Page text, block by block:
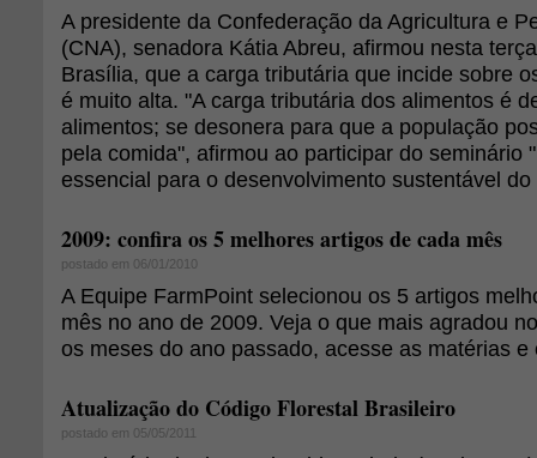
A presidente da Confederação da Agricultura e
(CNA), senadora Kátia Abreu, afirmou nesta
Brasília, que a carga tributária que incide sobre
é muito alta. "A carga tributária dos alimentos é
alimentos; se desonera para que a população
pela comida", afirmou ao participar do seminário
essencial para o desenvolvimento sustentável do
2009: confira os 5 melhores artigos de cada mês
postado em 06/01/2010
A Equipe FarmPoint selecionou os 5 artigos
mês no ano de 2009. Veja o que mais agradou
os meses do ano passado, acesse as matérias e
Atualização do Código Florestal Brasileiro
postado em 05/05/2011